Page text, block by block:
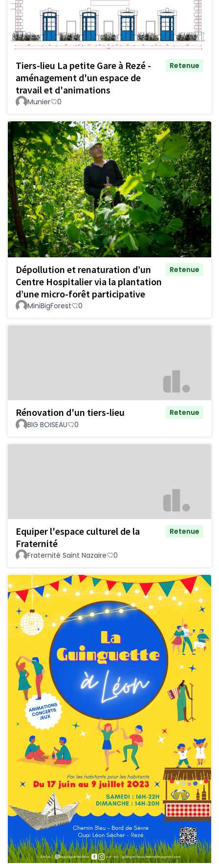
Tiers-lieu La petite Gare à Rezé -
aménagement d'un espace de
travail et d'animations
Retenue
Munier 0
Dépollution et renaturation d’un
Centre Hospitalier via la plantation
d’une micro-forêt participative
Retenue
MiniBigForest 0
Rénovation d'un tiers-lieu
Retenue
BIG BOISEAU
0
Equiper l'espace culturel de la
Fraternité
Retenue
Fraternité Saint Nazaire 0